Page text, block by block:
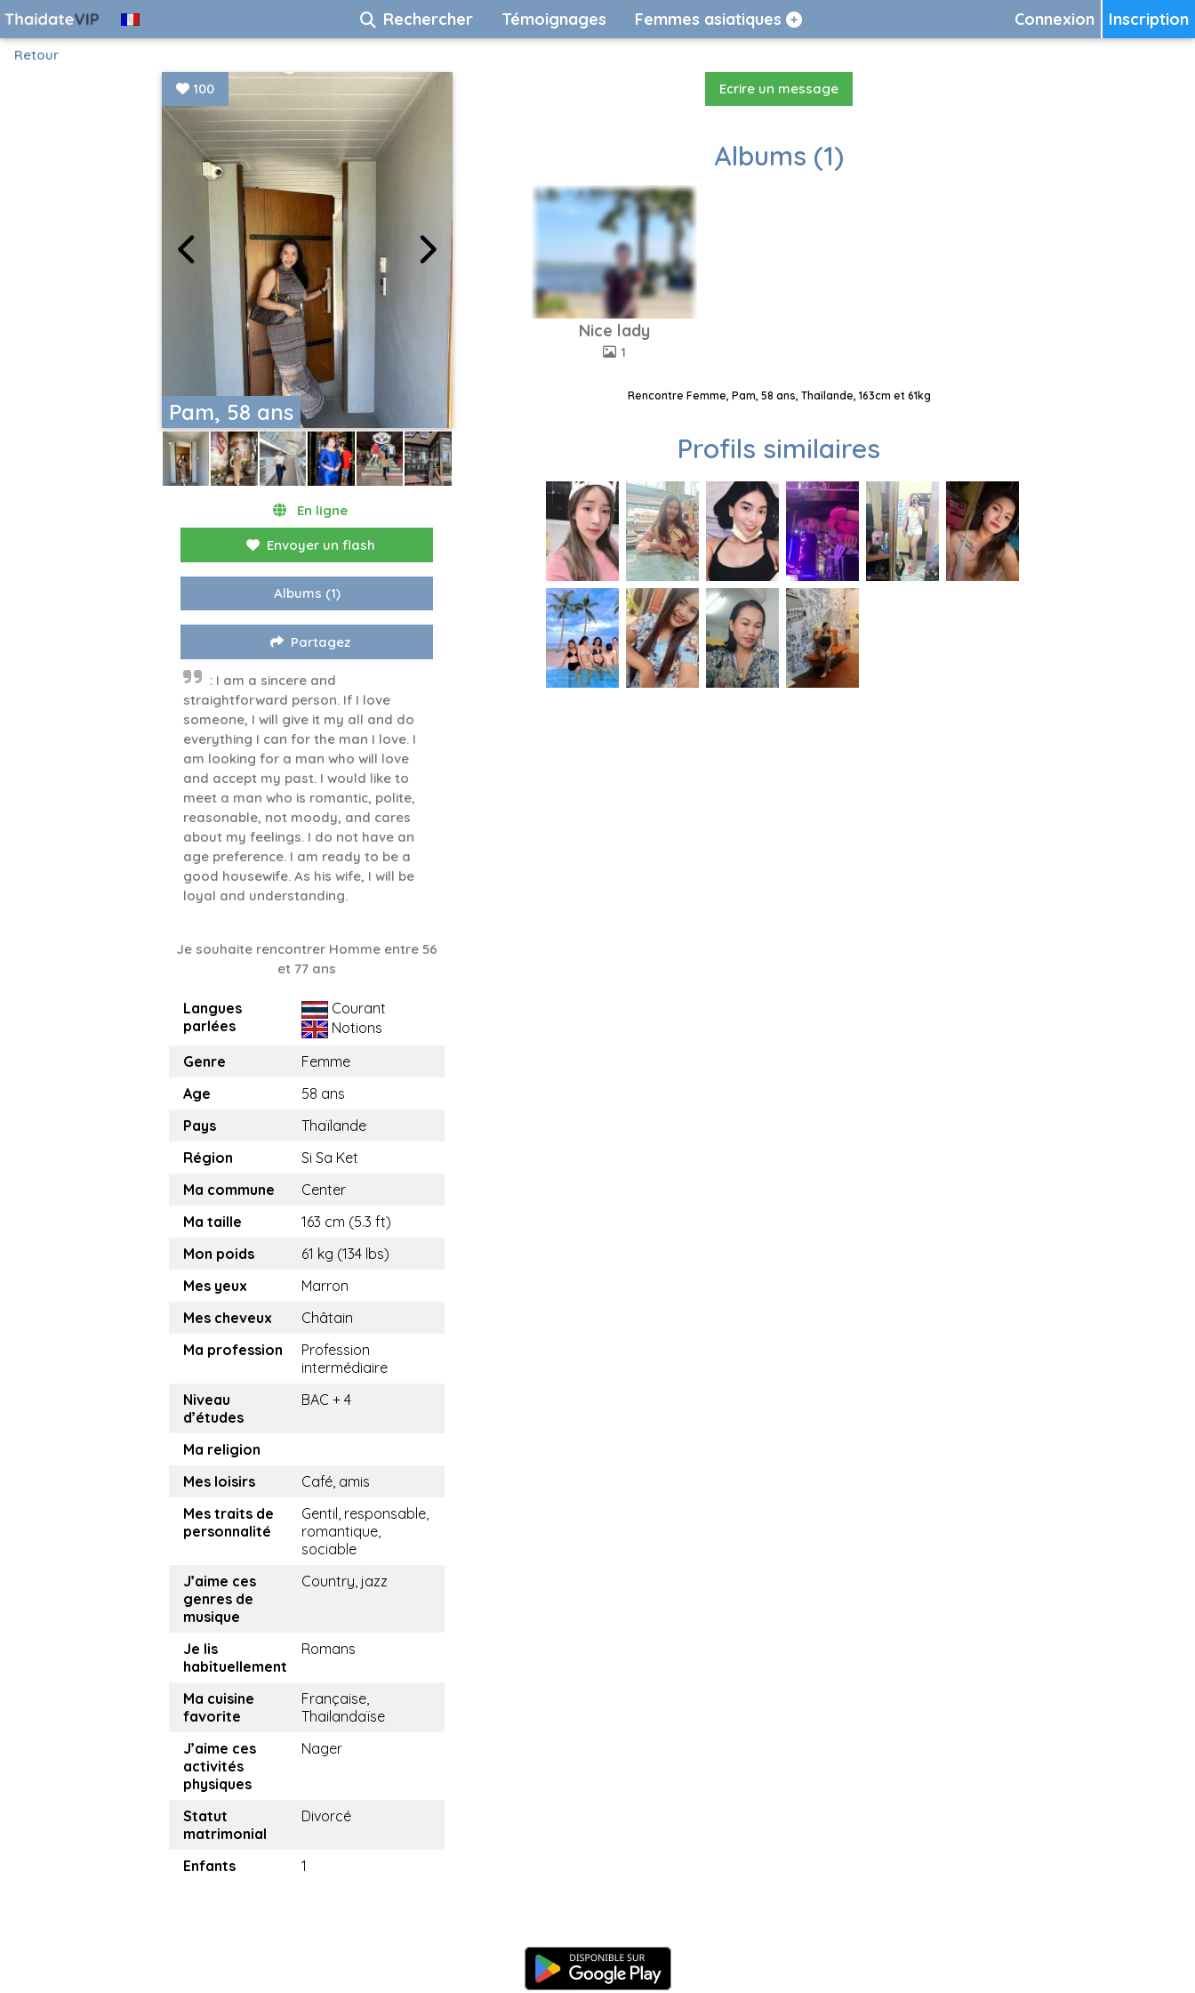
Inscription
Connexion
Rechercher Témoignages Femmes asiatiques
Retour
Pam, 58 ans
100
En ligne
Envoyer un flash
Albums (1)
Partagez
: I am a sincere and
straightforward person. If I love
someone, I will give it my all and do
everything I can for the man I love. I
am looking for a man who will love
and accept my past. I would like to
meet a man who is romantic, polite,
reasonable, not moody, and cares
about my feelings. I do not have an
age preference. I am ready to be a
good housewife. As his wife, I will be
loyal and understanding.
Je souhaite rencontrer Homme entre 56
et 77 ans
Langues
parlées
Courant
Notions
Genre
Femme
Age
58 ans
Pays
Thaïlande
Région
Si Sa Ket
Ma commune
Center
Ma taille
163 cm (5.3 ft)
Mon poids
61 kg (134 lbs)
Mes yeux
Marron
Mes cheveux
Châtain
Ma profession
Profession
intermédiaire
Niveau
d’études
BAC + 4
Ma religion
Mes loisirs
Café, amis
Mes traits de
personnalité
Gentil, responsable,
romantique,
sociable
J’aime ces
genres de
musique
Country, jazz
Je lis
habituellement
Romans
Ma cuisine
favorite
Française,
Thailandaïse
J’aime ces
activités
physiques
Nager
Statut
matrimonial
Divorcé
Enfants 1
Ecrire un message
Albums (1)
Nice lady
1
Rencontre Femme, Pam, 58 ans, Thaïlande, 163cm et 61kg
Profils similaires